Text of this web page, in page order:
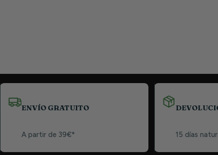
ENVÍO GRATUITO
A partir de 39€* 15 días